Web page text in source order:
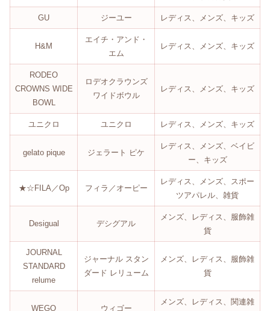
GU ジーユー レディス、メンズ、キッズ
H&M
エイチ・アンド・
エム
レディス、メンズ、キッズ
RODEO
CROWNS WIDE
BOWL
ロデオクラウンズ
ワイドボウル
レディス、メンズ、キッズ
ユニクロ ユニクロ レディス、メンズ、キッズ
gelato pique ジェラート ピケ
レディス、メンズ、ベイビ
ー、キッズ
★☆FILA／Op フィラ／オーピー
レディス、メンズ、スポー
ツアパレル、雑貨
Desigual デシグアル
メンズ、レディス、服飾雑
貨
JOURNAL
STANDARD
relume
ジャーナル スタン
ダード レリューム
メンズ、レディス、服飾雑
貨
WEGO ウィゴー
メンズ、レディス、関連雑